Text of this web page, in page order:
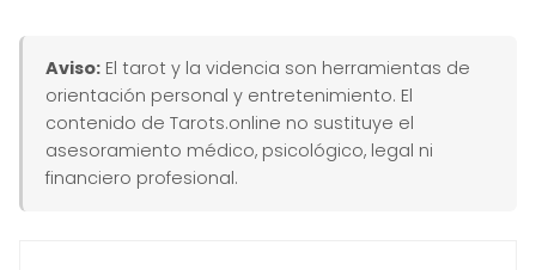
Aviso: El tarot y la videncia son herramientas de
orientación personal y entretenimiento. El
contenido de Tarots.online no sustituye el
asesoramiento médico, psicológico, legal ni
financiero profesional.